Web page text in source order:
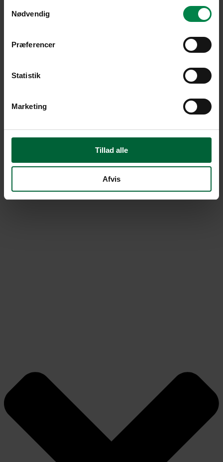
Nødvendig
Præferencer
Statistik
Marketing
Tillad alle
Afvis